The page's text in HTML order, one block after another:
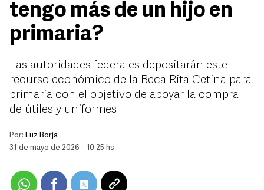
tengo más de un hijo en
primaria?
Las autoridades federales depositarán este
recurso económico de la Beca Rita Cetina para
primaria con el objetivo de apoyar la compra
de útiles y uniformes
Por: Luz Borja
31 de mayo de 2026 - 10:25 hs